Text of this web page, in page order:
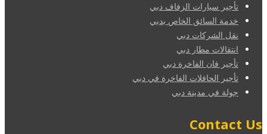
تأجير سيارات الزفاف دبي
خدمة السائق الخاص بدبي
نقل الشركات دبي
انتقالات مطار دبي
تأجير فان الفاخرة دبي
تأجير الحافلات الفاخرة في دبي
جولة في مدينة دبي
Contact Us